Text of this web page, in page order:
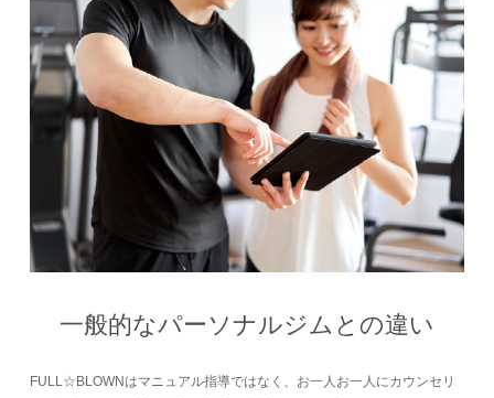
一般的なパーソナルジムとの違い
FULL☆BLOWNはマニュアル指導ではなく、お一人お一人にカウンセリ